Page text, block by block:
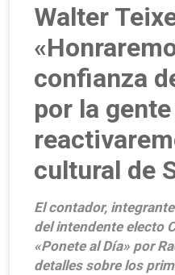
Walter
confianza
por la
cultural de
El contador,
del intendente electo
«Ponete al Día» por
detalles sobre los